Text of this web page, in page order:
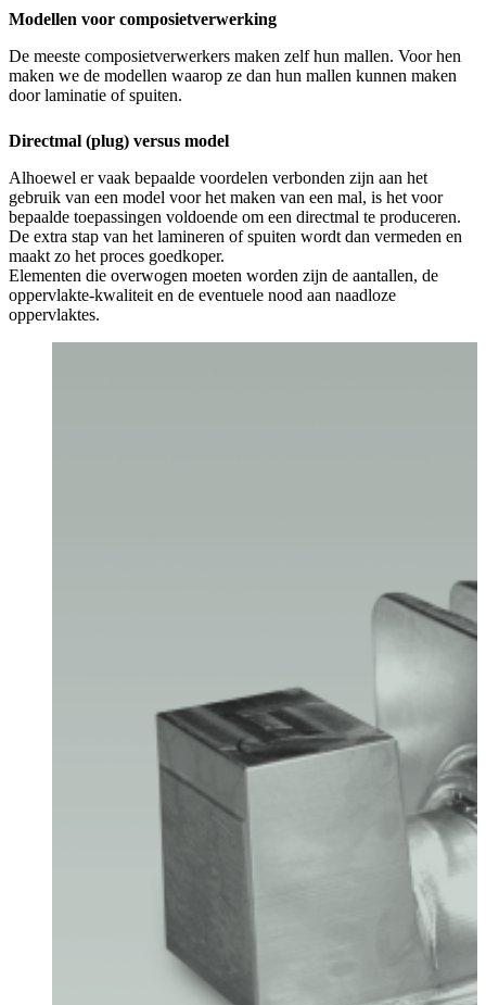
Modellen voor composietverwerking
De meeste composietverwerkers maken zelf hun mallen. Voor hen
maken we de modellen waarop ze dan hun mallen kunnen maken
door laminatie of spuiten.
Directmal (plug) versus model
Alhoewel er vaak bepaalde voordelen verbonden zijn aan het
gebruik van een model voor het maken van een mal, is het voor
bepaalde toepassingen voldoende om een directmal te produceren.
De extra stap van het lamineren of spuiten wordt dan vermeden en
maakt zo het proces goedkoper.
Elementen die overwogen moeten worden zijn de aantallen, de
oppervlakte-kwaliteit en de eventuele nood aan naadloze
oppervlaktes.